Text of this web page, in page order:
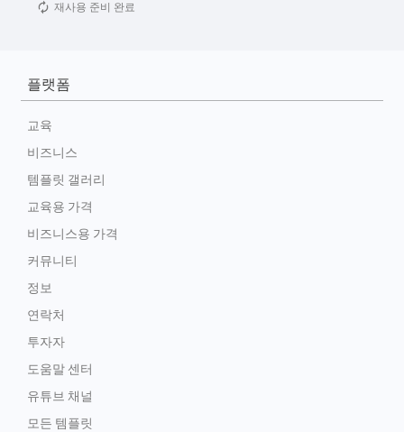
재사용 준비 완료
플랫폼
교육
비즈니스
템플릿 갤러리
교육용 가격
비즈니스용 가격
커뮤니티
정보
연락처
투자자
도움말 센터
유튜브 채널
모든 템플릿